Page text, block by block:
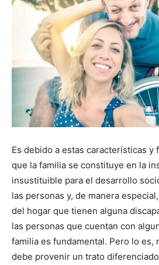
Es debido a estas características y
que la familia se constituye en la
insustituible para el desarrollo
las personas y, de manera
del hogar que tienen alguna
las personas que cuentan con
familia es fundamental. Pero lo es,
debe provenir un trato